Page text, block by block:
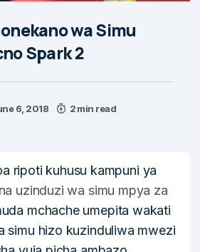
wa Simu
Spark 2
6, 2018 2 min read
ripoti kuhusu kampuni ya
uzinduzi wa simu mpya za
mchache umepita wakati
simu hizo kuzinduliwa mwezi